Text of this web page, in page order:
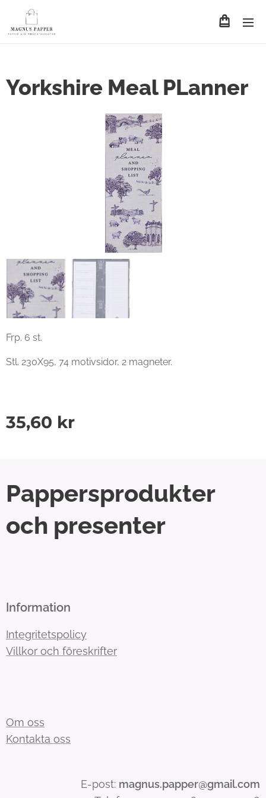
Yorkshire Meal PLanner
Frp. 6 st.
Stl. 230X95, 74 motivsidor, 2 magneter.
35,60 kr
Pappersprodukter
och presenter
Information
Integritetspolicy
Villkor och föreskrifter
Om oss
Kontakta oss
E-post: magnus.papper@gmail.com